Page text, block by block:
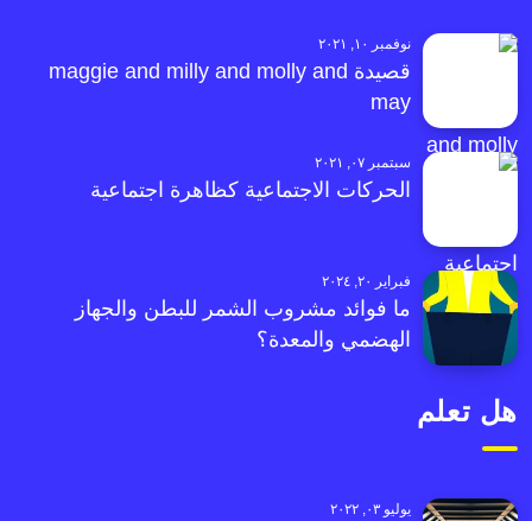
نوفمبر ١٠, ٢٠٢١
قصيدة maggie and milly and molly and
may
سبتمبر ٠٧, ٢٠٢١
الحركات الاجتماعية كظاهرة اجتماعية
فبراير ٢٠, ٢٠٢٤
ما فوائد مشروب الشمر للبطن والجهاز
الهضمي والمعدة؟
هل تعلم
يوليو ٠٣, ٢٠٢٢